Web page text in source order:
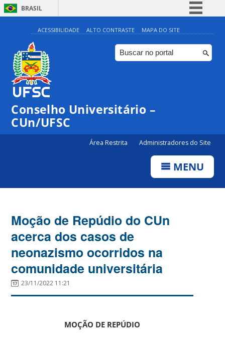
BRASIL
Simplifique!
Comunica BR
Participe
Canais
ACESSIBILIDADE ALTO CONTRASTE MAPA DO SITE
Conselho Universitário –
CUn/UFSC
Área Restrita Administradores do Site
MENU
Moção de Repúdio do CUn
acerca dos casos de
neonazismo ocorridos na
comunidade universitária
23/11/2022 11:21
MOÇÃO DE REPÚDIO